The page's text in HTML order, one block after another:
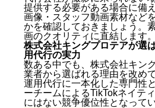
提供する必要がある場合に備
画像・スタッフ動画素材など
かを確認しておきましょう。
画のクオリティに直結します。
株式会社キングプロテアが選
用代行の実力
数ある中でも、株式会社キン
業者から選ばれる理由を改め
運用代行に一本化した専門性
ーチームによるTikTokネイテ
にはない競争優位性となってい